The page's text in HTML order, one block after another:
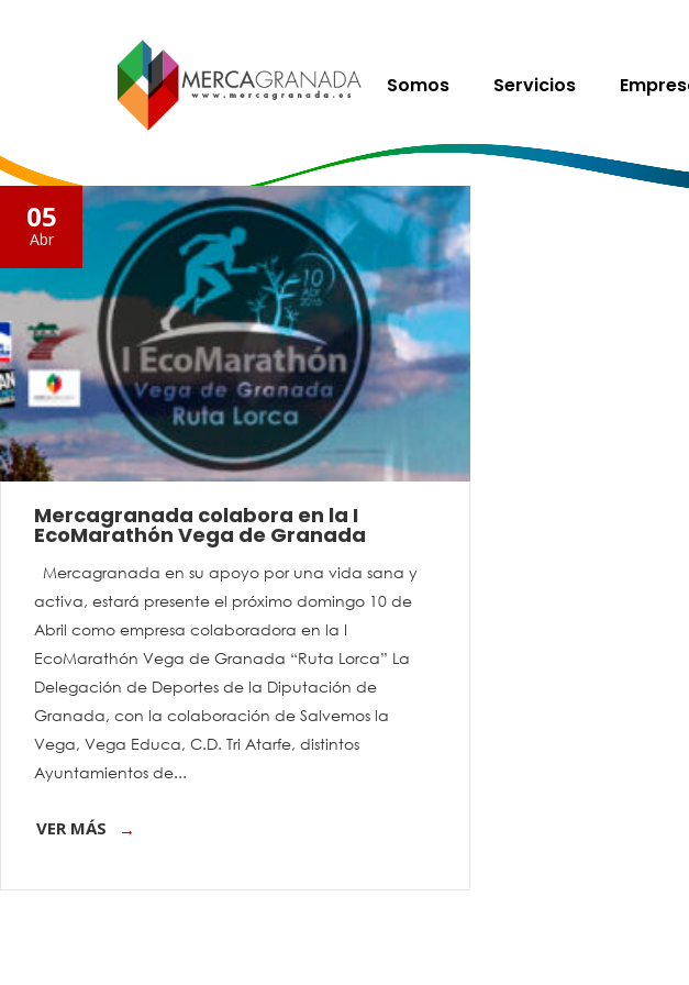
Somos Servicios
05
Abr
Mercagranada colabora en la I
EcoMarathón Vega de Granada
Mercagranada en su apoyo por una vida sana y
activa, estará presente el próximo domingo 10 de
Abril como empresa colaboradora en la I
EcoMarathón Vega de Granada “Ruta Lorca” La
Delegación de Deportes de la Diputación de
Granada, con la colaboración de Salvemos la
Vega, Vega Educa, C.D. Tri Atarfe, distintos
Ayuntamientos de...
VER MÁS